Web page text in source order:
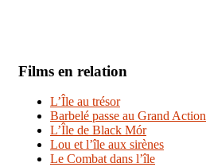
Films en relation
L’Île au trésor
Barbelé passe au Grand Action
L’Île de Black Mór
Lou et l’île aux sirènes
Le Combat dans l’île